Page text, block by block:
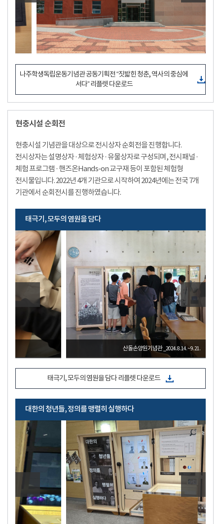
나주학생독립운동기념관 공동기획전 “짓밟힌 청춘, 역사의 중심에
서다” 리플렛 다운로드
현충시설 순회전
현충시설 기념관을 대상으로 전시상자 순회전을 진행합니다.
전시상자는 설명상자 · 체험상자 · 유물상자로 구성되며, 전시패널 ·
체험 프로그램 · 핸즈온Hands-on 교구재 등이 포함된 체험형
전시물입니다. 2022년 4개 기관으로 시작하여 2024년에는 전국 7개
기관에서 순회전시를 진행하였습니다.
태극기, 모두의 염원을 담다
_2024. 8. 14. ~ 9. 21.
태극기, 모두의 염원을 담다 리플렛 다운로드
대한의 청년들, 정의를 맹렬히 실행하다